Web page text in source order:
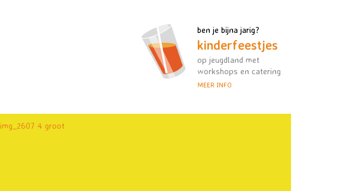
ben je bijna jarig?
kinderfeestjes
op jeugdland met
workshops en catering
MEER INFO
img_2607 4 groot